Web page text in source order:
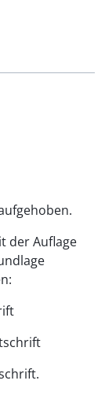
der Auflage